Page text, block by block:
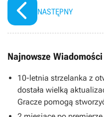
NASTĘPNY
Najnowsze Wiadomości
10-letnia strzelanka z
dostała wielką
Gracze pomogą